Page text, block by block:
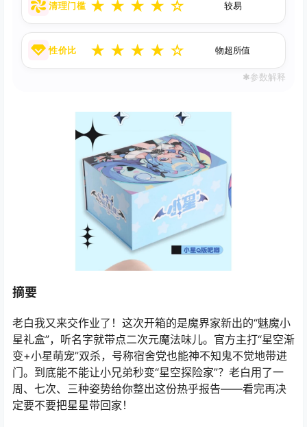
清理门槛 ★ ★ ★ ★ ☆ 较易
性价比 ★ ★ ★ ★ ☆ 物超所值
✱参数解释
摘要
老白我又来交作业了！这次开箱的是魔界家新出的“魅魔小
星礼盒”，听名字就带点二次元魔法味儿。官方主打“星空渐
变+小星萌宠”双杀，号称宿舍党也能神不知鬼不觉地带进
门。到底能不能让小兄弟秒变“星空探险家”？老白用了一
周、七次、三种姿势给你整出这份热乎报告——看完再决
定要不要把星星带回家！